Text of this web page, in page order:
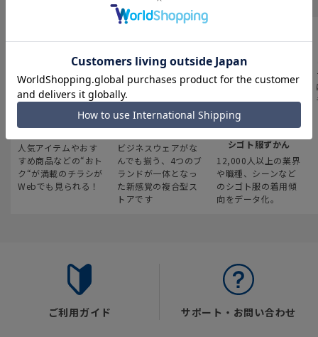
最新のお買い得情報
人気アイテムやおす
すめ商品などの“おト
ク“が満載のチラシが
Webでも見られる！
スーツスクエア
ビジネスウェアがな
んでも揃う、4つのブ
ランドが一体となっ
た新感覚の複合型ス
トアです
みんなの
シゴト服ずかん
12,000人以上の業界
や職種、シーンなど
のシゴト服の着用傾
向をデータ化。
ご利用ガイド サポート・お問い合わせ